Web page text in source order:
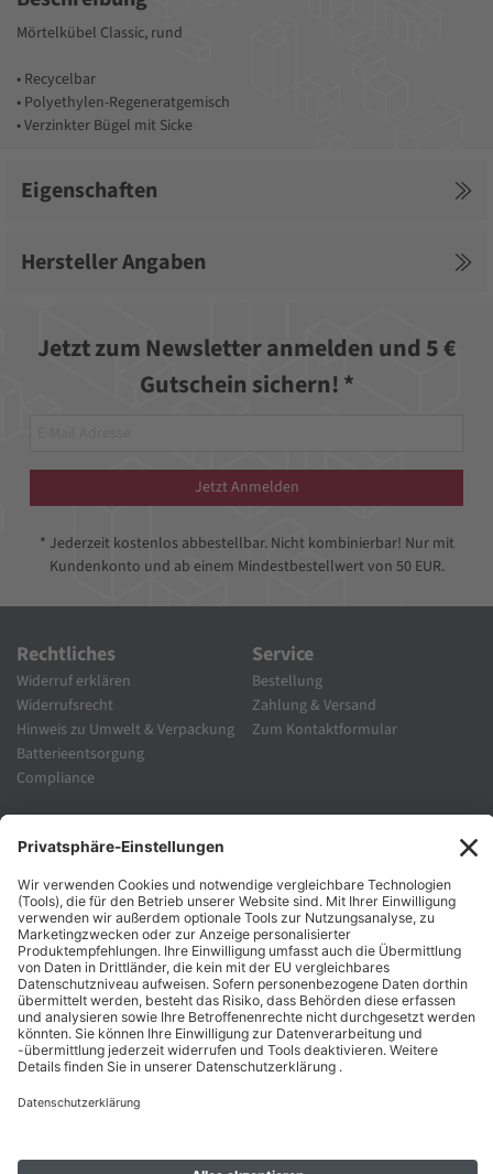
Mörtelkübel Classic, rund
• Recycelbar
• Polyethylen-Regeneratgemisch
• Verzinkter Bügel mit Sicke
Eigenschaften
Hersteller Angaben
Jetzt zum Newsletter anmelden und 5 €
Gutschein sichern! *
Jetzt Anmelden
* Jederzeit kostenlos abbestellbar. Nicht kombinierbar! Nur mit
Kundenkonto und ab einem Mindestbestellwert von 50 EUR.
Rechtliches
Widerruf erklären
Widerrufsrecht
Hinweis zu Umwelt & Verpackung
Batterieentsorgung
Compliance
Service
Bestellung
Zahlung & Versand
Zum Kontaktformular
Unternehmen
Karriere
Zahlungsarten
Schnelle Lieferung